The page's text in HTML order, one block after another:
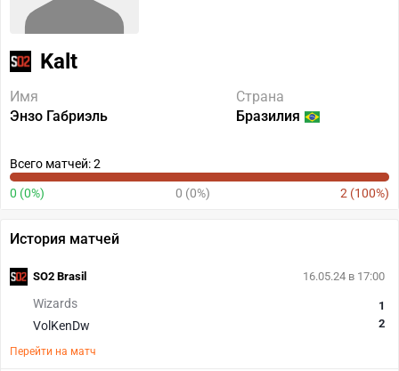
Kalt
Имя
Энзо Габриэль
Страна
Бразилия
Всего матчей: 2
0 (0%) 0 (0%) 2 (100%)
История матчей
16.05.24 в 17:00
Wizards
VolKenDw
1
2
Перейти на матч
SO2 Brasil